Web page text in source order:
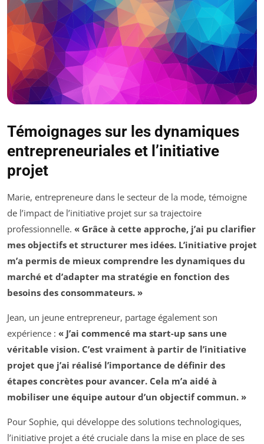
Témoignages sur les dynamiques
entrepreneuriales et l’initiative
projet
Marie, entrepreneure dans le secteur de la mode, témoigne
de l’impact de l’initiative projet sur sa trajectoire
professionnelle. « Grâce à cette approche, j’ai pu clarifier
mes objectifs et structurer mes idées. L’initiative projet
m’a permis de mieux comprendre les dynamiques du
marché et d’adapter ma stratégie en fonction des
besoins des consommateurs. »
Jean, un jeune entrepreneur, partage également son
expérience : « J’ai commencé ma start-up sans une
véritable vision. C’est vraiment à partir de l’initiative
projet que j’ai réalisé l’importance de définir des
étapes concrètes pour avancer. Cela m’a aidé à
mobiliser une équipe autour d’un objectif commun. »
Pour Sophie, qui développe des solutions technologiques,
l’initiative projet a été cruciale dans la mise en place de ses